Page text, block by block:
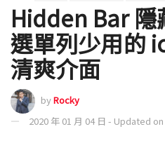
Hidden Bar
選單列少用的
清爽介面
byRocky
2020 年 01 月 04 日 - Updated